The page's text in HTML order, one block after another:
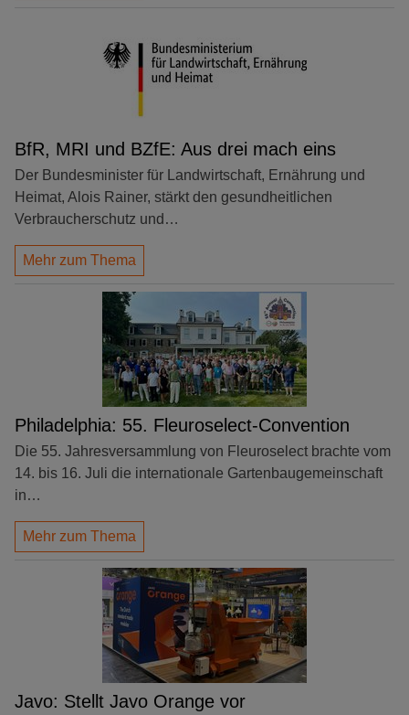
BfR, MRI und BZfE: Aus drei mach eins
Der Bundesminister für Landwirtschaft, Ernährung und
Heimat, Alois Rainer, stärkt den gesundheitlichen
Verbraucherschutz und…
Mehr zum Thema
Philadelphia: 55. Fleuroselect-Convention
Die 55. Jahresversammlung von Fleuroselect brachte vom
14. bis 16. Juli die internationale Gartenbaugemeinschaft
in…
Mehr zum Thema
Javo: Stellt Javo Orange vor